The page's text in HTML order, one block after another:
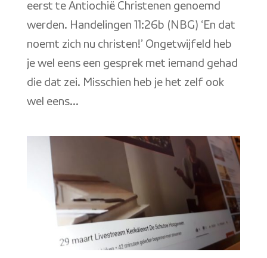
eerst te Antiochië Christenen genoemd
werden. Handelingen 11:26b (NBG) ‘En dat
noemt zich nu christen!’ Ongetwijfeld heb
je wel eens een gesprek met iemand gehad
die dat zei. Misschien heb je het zelf ook
wel eens...